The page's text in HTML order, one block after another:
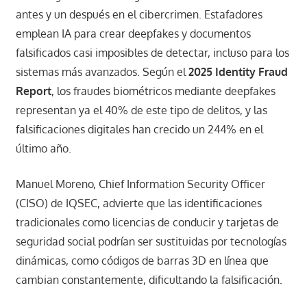
antes y un después en el cibercrimen. Estafadores
emplean IA para crear deepfakes y documentos
falsificados casi imposibles de detectar, incluso para los
sistemas más avanzados. Según el2025 Identity Fraud
Report, los fraudes biométricos mediante deepfakes
representan ya el 40% de este tipo de delitos, y las
falsificaciones digitales han crecido un 244% en el
último año.
Manuel Moreno, Chief Information Security Officer
(CISO) de IQSEC, advierte que las identificaciones
tradicionales como licencias de conducir y tarjetas de
seguridad social podrían ser sustituidas por tecnologías
dinámicas, como códigos de barras 3D en línea que
cambian constantemente, dificultando la falsificación.